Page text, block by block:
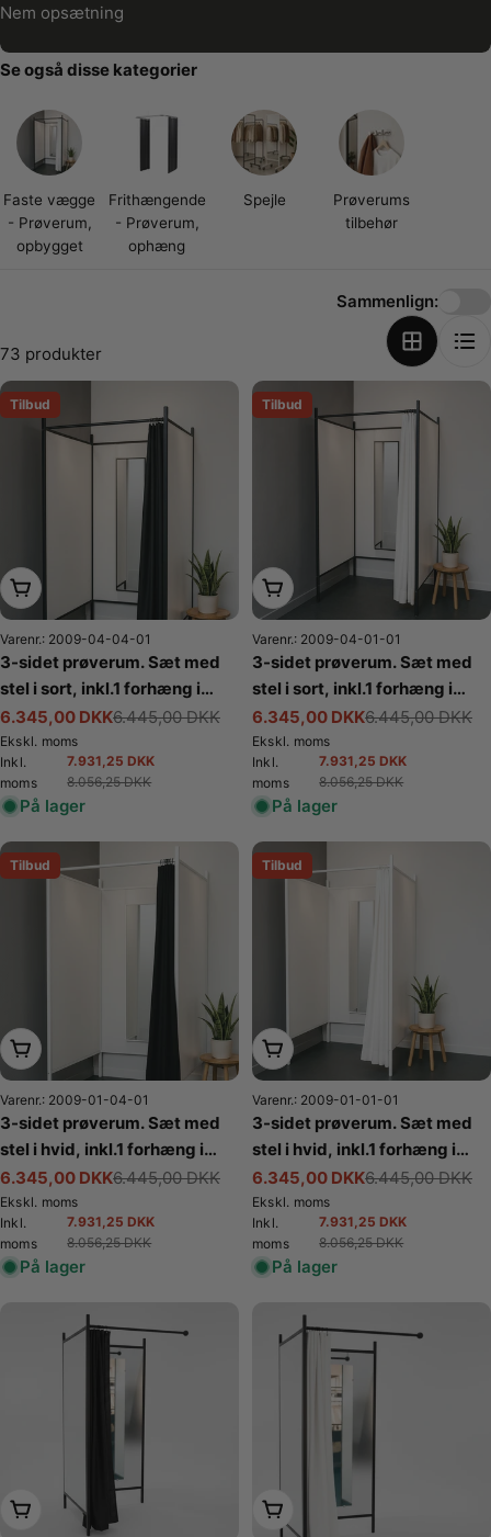
Nem opsætning
Se også disse kategorier
Faste vægge
- Prøverum,
opbygget
Frithængende
- Prøverum,
ophæng
Spejle
Prøverums
tilbehør
73 produkter
Sammenlign:
Tilbud
Læg i kurv
Varenr.: 2009-04-04-01
3-sidet prøverum. Sæt med
stel i sort, inkl.1 forhæng i
sort, plade i hvid. B 100 x
D100 x H 210 cm.
Tilbudspris
6.345,00 DKK
Normalpris 6.445,00 DKK
Ekskl. moms
Inkl.
moms
Tilbudspris
7.931,25 DKK
Normalpris
8.056,25 DKK
På lager
Tilbud
Læg i kurv
Varenr.: 2009-04-01-01
3-sidet prøverum. Sæt med
stel i sort, inkl.1 forhæng i
hvid, plade i hvid. B 100 x
D100 x H 210 cm.
Tilbudspris
6.345,00 DKK
Normalpris 6.445,00 DKK
Ekskl. moms
Inkl.
moms
Tilbudspris
7.931,25 DKK
Normalpris
8.056,25 DKK
På lager
Tilbud
Læg i kurv
Varenr.: 2009-01-04-01
3-sidet prøverum. Sæt med
stel i hvid, inkl.1 forhæng i
sort, plade i hvid. B 100 x
D100 x H 210 cm.
Tilbudspris
6.345,00 DKK
Normalpris 6.445,00 DKK
Ekskl. moms
Inkl.
moms
Tilbudspris
7.931,25 DKK
Normalpris
8.056,25 DKK
På lager
Tilbud
Læg i kurv
Varenr.: 2009-01-01-01
3-sidet prøverum. Sæt med
stel i hvid, inkl.1 forhæng i
hvid, plade i hvid. B 100 x
D100 x H 210 cm.
Tilbudspris
6.345,00 DKK
Normalpris 6.445,00 DKK
Ekskl. moms
Inkl.
moms
Tilbudspris
7.931,25 DKK
Normalpris
8.056,25 DKK
På lager
Læg i kurv Læg i kurv